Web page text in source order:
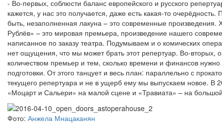
- Во-первых, соблюсти баланс европейского и русского
кажется, у нас это получается, даже есть какая-то очерёдность.
быть, незаполненная лакуна – это современные произведения.
Рублёв» – это мировая премьера, произведение нашего
написанное по заказу театра. Подумываем и о комических
нет ощущения, что мы может брать этот репертуар. Во-вторых,
количеством премьер и тем, сколько времени и финансов
подготовки. От этого танцует и весь план: параллельно с
текущего репертуара и не в ущерб ему мы выпускаем новое. В
«Моцарт и Сальери» на малой сцене и «Травиата» – на
Фото: Анжела Мнацаканян